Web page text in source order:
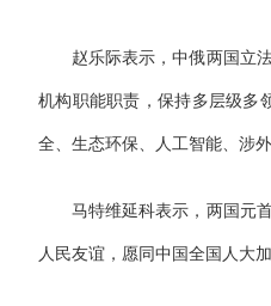
赵乐际表示，中俄两国立
机构职能职责，保持多层级多
全、生态环保、人工智能、涉
马特维延科表示，两国元
人民友谊，愿同中国全国人大